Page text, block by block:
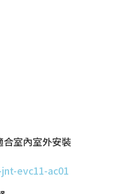
室內室外安裝
evc11-ac01